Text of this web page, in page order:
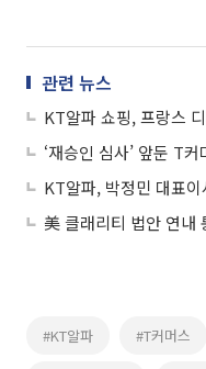
관련 뉴스
‘재승인 심사’ 앞둔 T
#KT알파 #T커머스